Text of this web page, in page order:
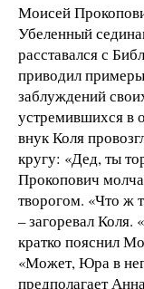
Моисей
Убеленный
расставался с
приводил
заблуждений
устремившихся в
внук Коля
кругу: «Дед, ты
Прокопович
творогом. «Что ж
– загоревал Коля.
кратко пояснил
«Может, Юра в
предполагает